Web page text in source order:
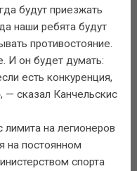
будут приезжать
наши ребята будут
противостояние.
И он будет думать:
есть конкуренция,
— сказал Канчельскис
на легионеров
на постоянном
спорта